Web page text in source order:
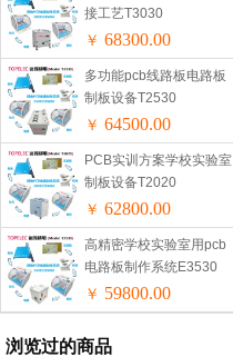
接工艺T3030
￥ 68300.00
多功能pcb线路板电路板
制板设备T2530
￥ 64500.00
PCB实训方案学校实验室
制板设备T2020
￥ 62800.00
高精密学校实验室用pcb
电路板制作系统E3530
￥ 59800.00
浏览过的商品